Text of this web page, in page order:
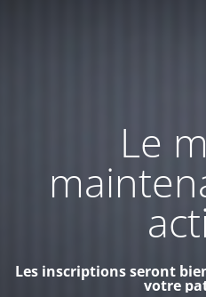
Le
Les inscriptions seront
votre